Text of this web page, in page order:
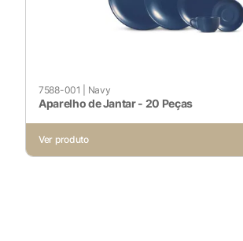
7588-001 Navy
Aparelho de Jantar - 20 Peças
Ver produto